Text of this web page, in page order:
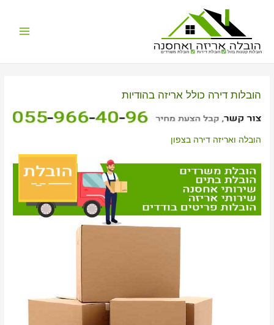
הובלות קטנות בזול הובלת דירות הובלת משרדים
הובלות דירה כולל אריזה בהודיות
הובלה ואריזה דירה בצפון